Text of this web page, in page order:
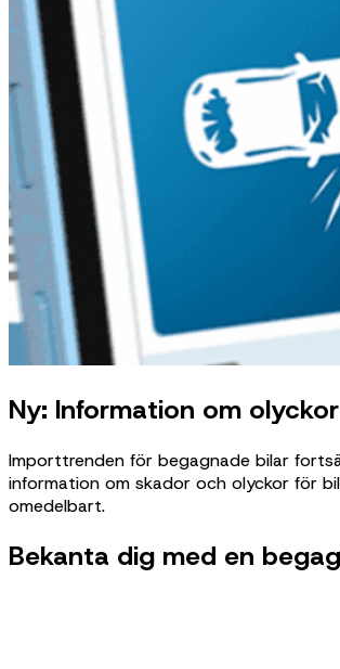
Ny: Information om
Importtrenden för begagnade bilar
information om skador och olyckor för
omedelbart.
Bekanta dig med en